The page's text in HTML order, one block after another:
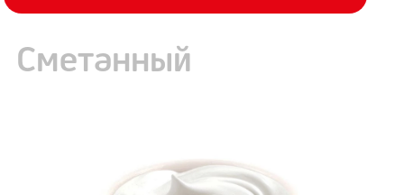
Сметанный